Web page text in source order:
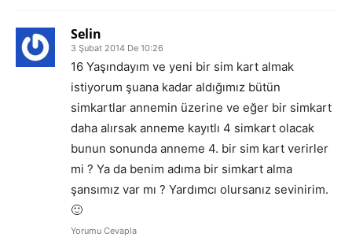
Selin
3 Şubat 2014 De 10:26
16 Yaşındayım ve yeni bir sim kart almak
istiyorum şuana kadar aldığımız bütün
simkartlar annemin üzerine ve eğer bir simkart
daha alırsak anneme kayıtlı 4 simkart olacak
bunun sonunda anneme 4. bir sim kart verirler
mi ? Ya da benim adıma bir simkart alma
şansımız var mı ? Yardımcı olursanız sevinirim.
🙂
Yorumu Cevapla